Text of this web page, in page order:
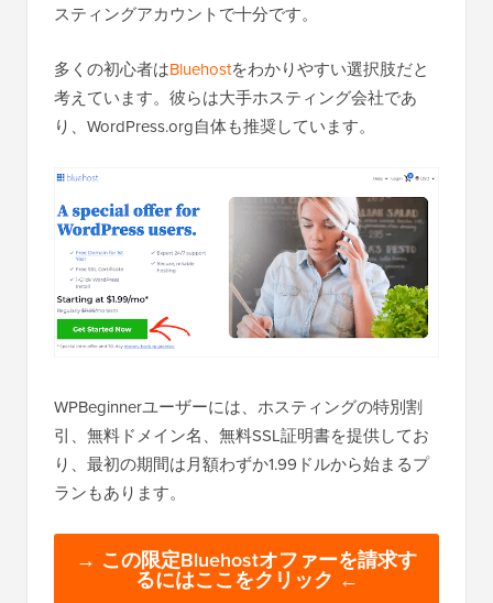
スティングアカウントで十分です。
多くの初心者はBluehostをわかりやすい選択肢だと
考えています。彼らは大手ホスティング会社であ
り、WordPress.org自体も推奨しています。
WPBeginnerユーザーには、ホスティングの特別割
引、無料ドメイン名、無料SSL証明書を提供してお
り、最初の期間は月額わずか1.99ドルから始まるプ
ランもあります。
→ この限定Bluehostオファーを請求す
るにはここをクリック ←